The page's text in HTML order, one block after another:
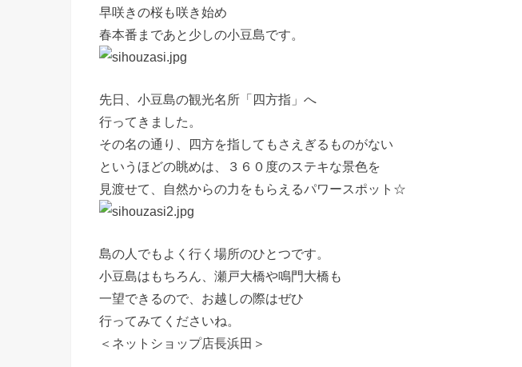
早咲きの桜も咲き始め
春本番まであと少しの小豆島です。
先日、小豆島の観光名所「四方指」へ
行ってきました。
その名の通り、四方を指してもさえぎるものがない
というほどの眺めは、３６０度のステキな景色を
見渡せて、自然からの力をもらえるパワースポット☆
島の人でもよく行く場所のひとつです。
小豆島はもちろん、瀬戸大橋や鳴門大橋も
一望できるので、お越しの際はぜひ
行ってみてくださいね。
＜ネットショップ店長浜田＞